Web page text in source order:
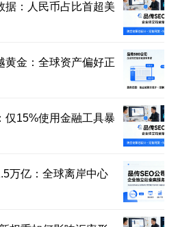
据：人民币占比首超美
黄金：全球资产偏好正
仅15%使用金融工具暴
万亿：全球离岸中心